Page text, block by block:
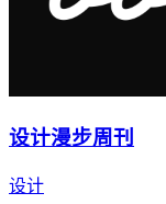
设计漫步周刊
设计